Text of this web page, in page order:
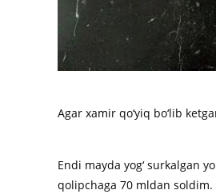
Agar xamir qo‘yiq bo‘lib
Endi mayda yog‘ surkalgan
qolipchaga 70 mldan soldim.